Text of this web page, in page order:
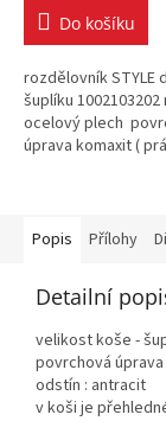
Do košíku
rozdělovník STYLE
šuplíku 1002103202
ocelový plech
úprava komaxit (
Popis Přílohy
Detailní
velikost koše -
povrchová
odstín : antracit
v koši je